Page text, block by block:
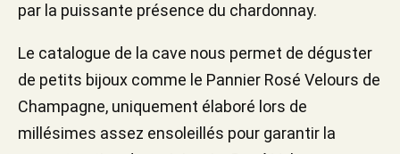
par la puissante présence du chardonnay.
Le catalogue de la cave nous permet de déguster
de petits bijoux comme le Pannier Rosé Velours de
Champagne, uniquement élaboré lors de
millésimes assez ensoleillés pour garantir la